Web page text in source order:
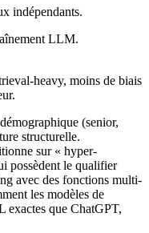
indépendants.
LLM.
heavy, moins de biais
(senior,
structurelle.
sur « hyper-
possèdent le qualifier
avec des fonctions multi-
les modèles de
exactes que ChatGPT,